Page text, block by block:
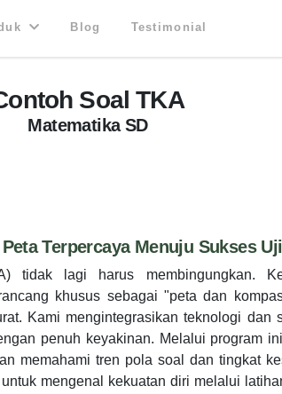
Blog Testimonial
Soal TKA
Matematika SD
Terpercaya Menuju Sukses
tidak lagi harus membingungkan.
khusus sebagai "peta dan
Kami mengintegrasikan teknologi dan
penuh keyakinan. Melalui program
memahami tren pola soal dan tingkat
mengenal kekuatan diri melalui